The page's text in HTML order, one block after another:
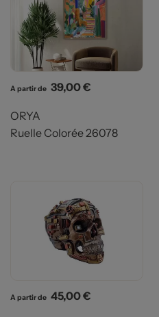
A partir de Prix
39,00 €
ORYA
Ruelle Colorée 26078
A partir de Prix
45,00 €